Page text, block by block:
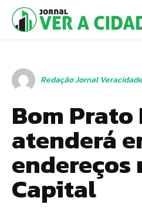
Redação Jornal Veracidade
Bom Prato
atenderá
endereços
Capital